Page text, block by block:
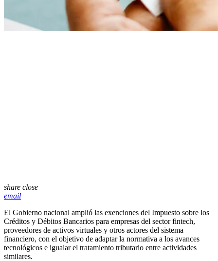
share close
email
El Gobierno nacional amplió las exenciones del Impuesto sobre los
Créditos y Débitos Bancarios para empresas del sector fintech,
proveedores de activos virtuales y otros actores del sistema
financiero, con el objetivo de adaptar la normativa a los avances
tecnológicos e igualar el tratamiento tributario entre actividades
similares.